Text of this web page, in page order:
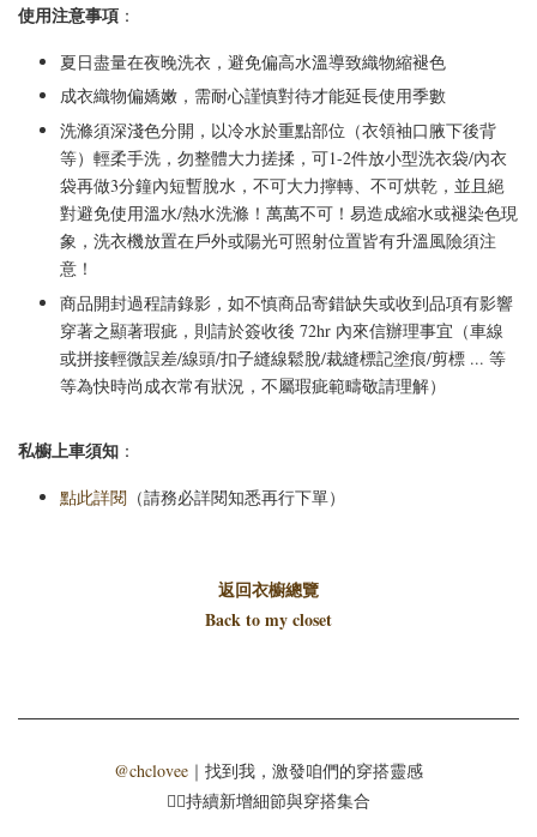
使用注意事項 ：
夏日盡量在夜晚洗衣，避免偏高水溫導致織物縮褪色
成衣織物偏嬌嫩，需耐心謹慎對待才能延長使用季數
洗滌須深淺色分開，以冷水於重點部位（衣領袖口腋下後背
等）輕柔手洗，勿整體大力搓揉，可1-2件放小型洗衣袋/內衣
袋再做3分鐘內短暫脫水，不可大力擰轉、不可烘乾，並且絕
對避免使用溫水/熱水洗滌！萬萬不可！易造成縮水或褪染色現
象，洗衣機放置在戶外或陽光可照射位置皆有升溫風險須注
意！
商品開封過程請錄影，如不慎商品寄錯缺失或收到品項有影響
穿著之顯著瑕疵，則請於簽收後 72hr 內來信辦理事宜（車線
或拼接輕微誤差/線頭/扣子縫線鬆脫/裁縫標記塗痕/剪標 ... 等
等為快時尚成衣常有狀況，不屬瑕疵範疇敬請理解）
私櫥上車須知 ：
點此詳閱 （請務必詳閱知悉再行下單）
返回衣櫥總覽
Back to my closet
@chclovee ｜找到我，激發咱們的穿搭靈感
☝🏻持續新增細節與穿搭集合